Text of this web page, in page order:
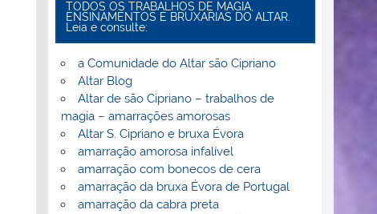
TODOS OS TRABALHOS DE MAGIA,
ENSINAMENTOS E BRUXARIAS DO ALTAR.
Leia e consulte:
a Comunidade do Altar são Cipriano
Altar Blog
Altar de são Cipriano – trabalhos de
magia – amarrações amorosas
Altar S. Cipriano e bruxa Évora
amarração amorosa infalível
amarração com bonecos de cera
amarração da bruxa Évora de Portugal
amarração da cabra preta